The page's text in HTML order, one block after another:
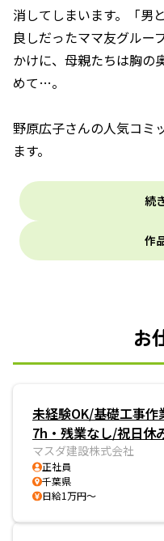
消してしまいます。「男
良しだったママ友グルー
かけに、母親たちは胸の
めて…。
野原広子さんの人気コミ
ます。
続
作
お
未経験OK/基礎工事
7h・残業なし/祝日休
マスダ建設株式会社
正社員
千葉県
日給1万円～